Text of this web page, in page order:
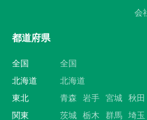
会
都道府県
全国
全国
北海道
北海道
東北
青森 岩手 宮城 秋田
関東
茨城 栃木 群馬 埼玉